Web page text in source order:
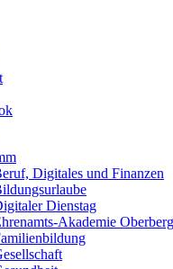
Digitales und Finanzen
Dienstag
Akademie